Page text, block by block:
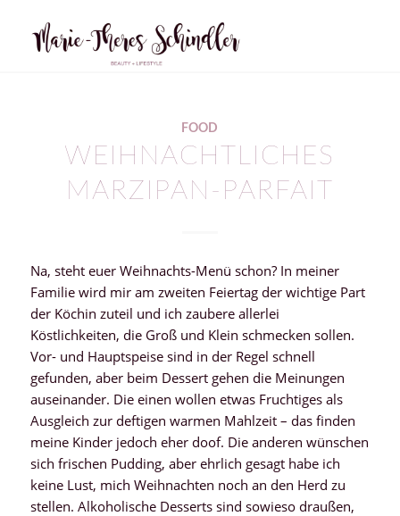
FOOD
WEIHNACHTLICHES
MARZIPAN-PARFAIT
Na, steht euer Weihnachts-Menü schon? In meiner
Familie wird mir am zweiten Feiertag der wichtige Part
der Köchin zuteil und ich zaubere allerlei
Köstlichkeiten, die Groß und Klein schmecken sollen.
Vor- und Hauptspeise sind in der Regel schnell
gefunden, aber beim Dessert gehen die Meinungen
auseinander. Die einen wollen etwas Fruchtiges als
Ausgleich zur deftigen warmen Mahlzeit – das finden
meine Kinder jedoch eher doof. Die anderen wünschen
sich frischen Pudding, aber ehrlich gesagt habe ich
keine Lust, mich Weihnachten noch an den Herd zu
stellen. Alkoholische Desserts sind sowieso draußen,